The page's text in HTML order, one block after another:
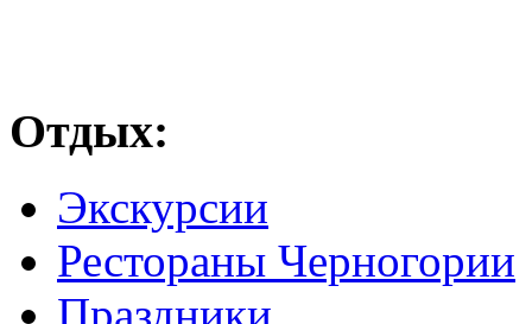
Отдых:
Экскурсии
Рестораны Черногории